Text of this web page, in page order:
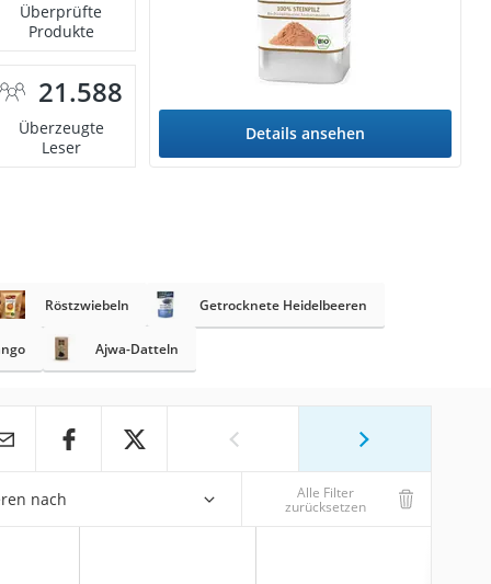
Überprüfte
Produkte
21.588
Überzeugte
Leser
Details ansehen
Röstzwiebeln Getrocknete Heidelbeeren
Ajwa-Datteln
nach Alle Filter
zurücksetzen